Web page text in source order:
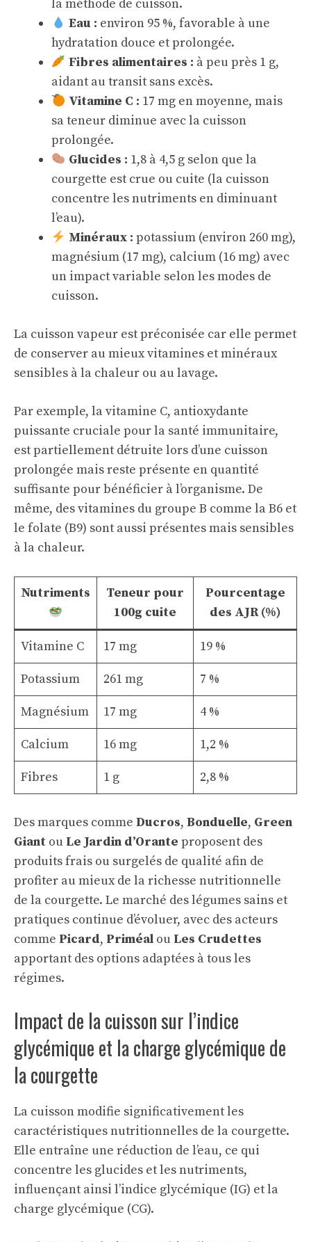
la méthode de cuisson.
Eau : environ 95 %, favorable à une
hydratation douce et prolongée.
Fibres alimentaires : à peu près 1 g,
aidant au transit sans excès.
Vitamine C : 17 mg en moyenne, mais
sa teneur diminue avec la cuisson
prolongée.
Glucides : 1,8 à 4,5 g selon que la
courgette est crue ou cuite (la cuisson
concentre les nutriments en diminuant
l’eau).
Minéraux : potassium (environ 260 mg),
magnésium (17 mg), calcium (16 mg) avec
un impact variable selon les modes de
cuisson.
La cuisson vapeur est préconisée car elle permet
de conserver au mieux vitamines et minéraux
sensibles à la chaleur ou au lavage.
Par exemple, la vitamine C, antioxydante
puissante cruciale pour la santé immunitaire,
est partiellement détruite lors d’une cuisson
prolongée mais reste présente en quantité
suffisante pour bénéficier à l’organisme. De
même, des vitamines du groupe B comme la B6 et
le folate (B9) sont aussi présentes mais sensibles
à la chaleur.
Nutriments
Teneur pour
100g cuite
Pourcentage
des AJR (%)
Vitamine C 17 mg 19 %
Potassium 261 mg 7 %
Magnésium 17 mg 4 %
Calcium 16 mg 1,2 %
Fibres 1 g 2,8 %
Des marques comme Ducros, Bonduelle, Green
Giant ou Le Jardin d’Orante proposent des
produits frais ou surgelés de qualité afin de
profiter au mieux de la richesse nutritionnelle
de la courgette. Le marché des légumes sains et
pratiques continue d’évoluer, avec des acteurs
comme Picard, Priméal ou Les Crudettes
apportant des options adaptées à tous les
régimes.
Impact de la cuisson sur l’indice
glycémique et la charge glycémique de
la courgette
La cuisson modifie significativement les
caractéristiques nutritionnelles de la courgette.
Elle entraîne une réduction de l’eau, ce qui
concentre les glucides et les nutriments,
influençant ainsi l’indice glycémique (IG) et la
charge glycémique (CG).